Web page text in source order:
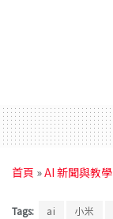
首頁 »AI 新聞與教學
Tags: ai 小米